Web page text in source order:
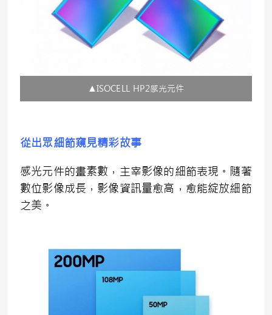
▲ISOCELL HP2感光元件
從出眾細節窺見精彩故事
感光元件的畫素數，主宰影像的細節表現。隨著
數位影像成長，影像資訊量愈高，愈能綻放細節
之美。